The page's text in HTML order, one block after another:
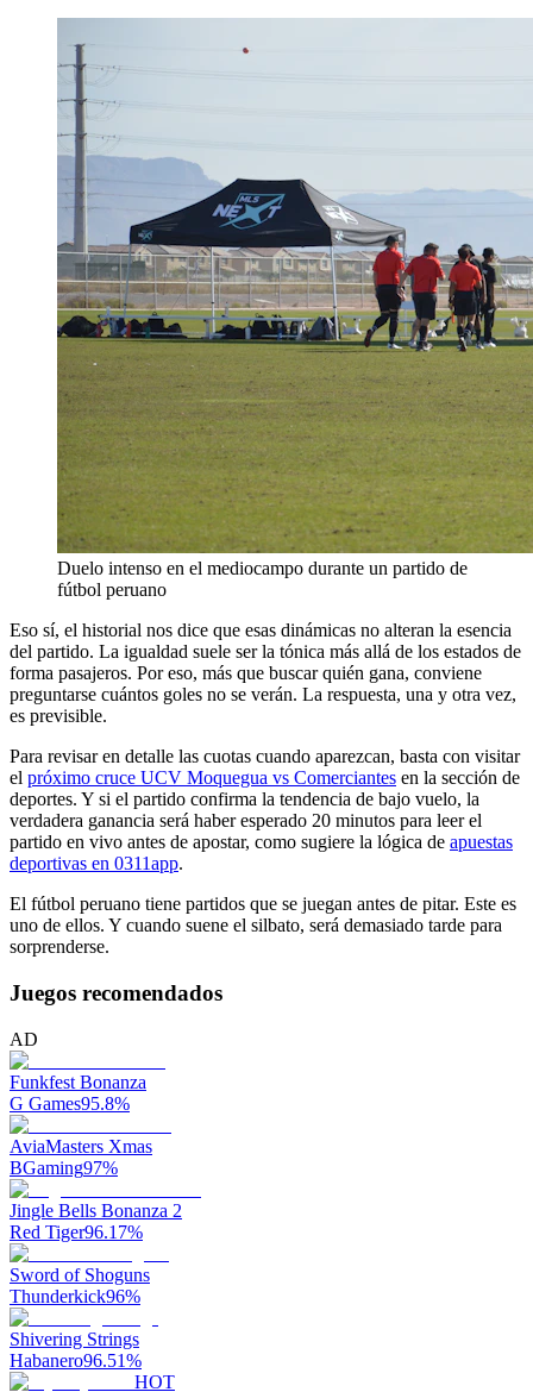
Duelo intenso en el mediocampo durante un partido de
fútbol peruano
Eso sí, el historial nos dice que esas dinámicas no alteran la esencia
del partido. La igualdad suele ser la tónica más allá de los estados de
forma pasajeros. Por eso, más que buscar quién gana, conviene
preguntarse cuántos goles no se verán. La respuesta, una y otra vez,
es previsible.
Para revisar en detalle las cuotas cuando aparezcan, basta con visitar
el próximo cruce UCV Moquegua vs Comerciantes en la sección de
deportes. Y si el partido confirma la tendencia de bajo vuelo, la
verdadera ganancia será haber esperado 20 minutos para leer el
partido en vivo antes de apostar, como sugiere la lógica de apuestas
deportivas en 0311app.
El fútbol peruano tiene partidos que se juegan antes de pitar. Este es
uno de ellos. Y cuando suene el silbato, será demasiado tarde para
sorprenderse.
Juegos recomendados
AD
Funkfest Bonanza
G Games95.8%
AviaMasters Xmas
BGaming97%
Jingle Bells Bonanza 2
Red Tiger96.17%
Sword of Shoguns
Thunderkick96%
Shivering Strings
Habanero96.51%
HOT